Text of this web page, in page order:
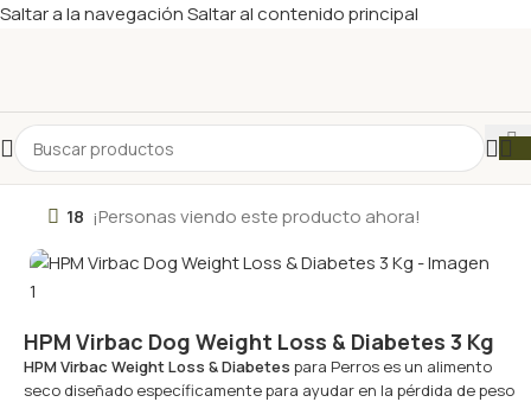
Saltar a la navegaciónSaltar al contenido principal
18 ¡Personas viendo este producto ahora!
HPM Virbac Dog Weight Loss & Diabetes 3 Kg
HPM Virbac Weight Loss & Diabetes para Perros es un alimento
seco diseñado específicamente para ayudar en la pérdida de peso